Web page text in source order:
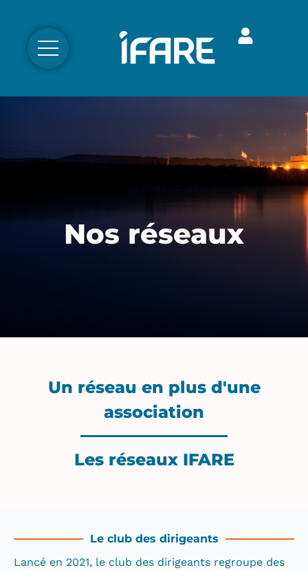
Nos réseaux
Un réseau en plus d'une
association
Les réseaux IFARE
Le club des dirigeants
Lancé en 2021, le club des dirigeants regroupe des